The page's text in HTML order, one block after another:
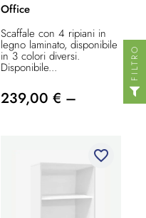
Office
Scaffale con 4 ripiani in
legno laminato, disponibile
in 3 colori diversi.
Disponibile...
239,00 € –
favorite_border
FILTRO